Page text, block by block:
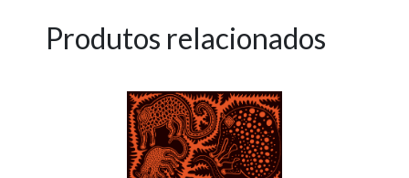
Produtos relacionados